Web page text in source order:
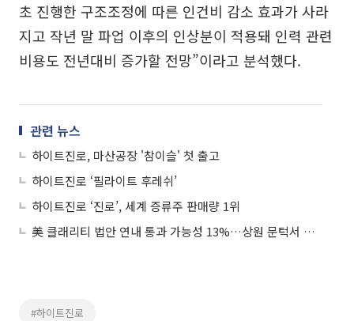
초 진행한 구조조정에 따른 인건비 감소 효과가 사라
지고 작년 말 파업 이후의 인상분이 적용돼 인력 관련
비용도 전년대비 증가할 전망”이라고 분석했다.
관련 뉴스
하이트진로, 마산공장 '참이슬' 첫 출고
하이트진로 ‘필라이트 후레쉬’
하이트진로 ‘진로’, 세계 증류주 판매량 1위
美 클래리티 법안 연내 통과 가능성 13%…상원 문턱서 제동
#하이트진로